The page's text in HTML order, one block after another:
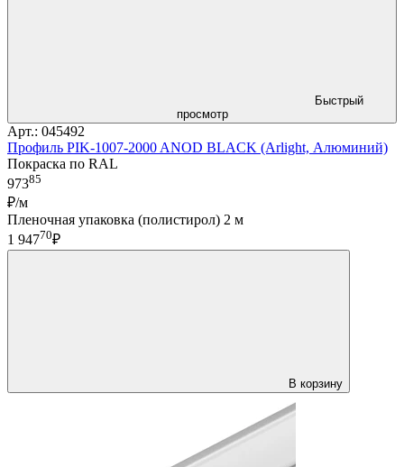
Быстрый
просмотр
Арт.: 045492
Профиль PIK-1007-2000 ANOD BLACK (Arlight, Алюминий)
Покраска по RAL
97385
₽/м
Пленочная упаковка (полистирол) 2 м
1 94770₽
В корзину